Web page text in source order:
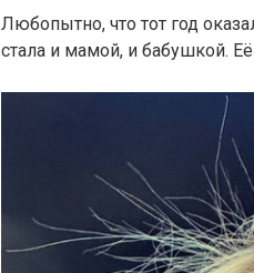
Любопытно, что тот год
стала и мамой, и бабушкой.